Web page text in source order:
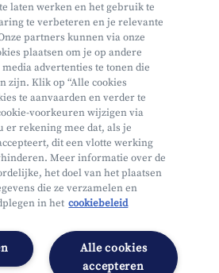
van CDZ
laten werken en het gebruik te
te verbeteren en je relevante
partners kunnen via onze
plaatsen om je op andere
advertenties te tonen die
zijn. Klik op “Alle cookies
te aanvaarden en verder te
voorkeuren wijzigen via
er rekening mee dat, als je
dit een vlotte werking
Meer informatie over de
het doel van het plaatsen
die ze verzamelen en
in het cookiebeleid
Alle cookies
accepteren